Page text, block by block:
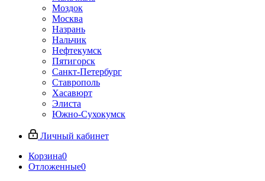
Моздок
Москва
Назрань
Нальчик
Нефтекумск
Пятигорск
Санкт-Петербург
Ставрополь
Хасавюрт
Элиста
Южно-Сухокумск
Личный кабинет
Корзина0
Отложенные0